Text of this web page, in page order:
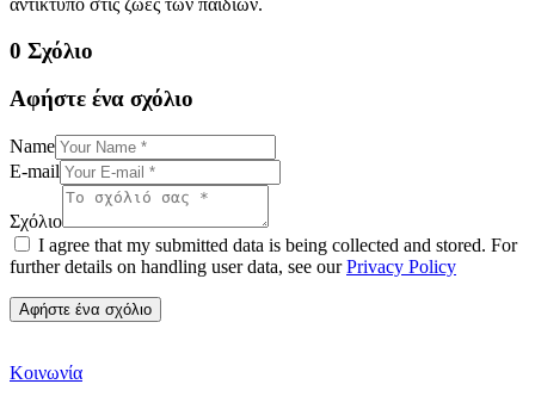
0 Σχόλιο
Αφήστε ένα σχόλιο
Name
E-mail
Σχόλιο
I agree that my submitted data is being collected and stored. For
further details on handling user data, see ourPrivacy Policy
Κοινωνία